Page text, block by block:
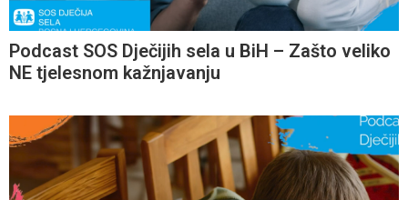
Podcast SOS Dječijih sela u BiH – Zašto veliko
NE tjelesnom kažnjavanju